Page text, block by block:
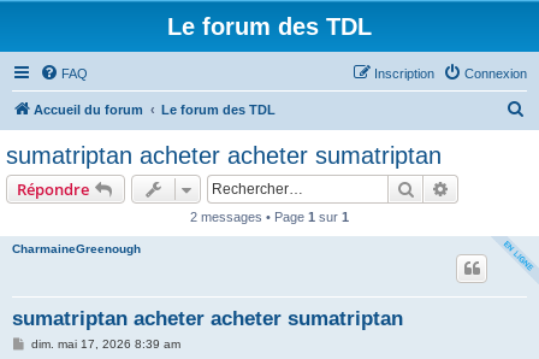
Le forum des TDL
FAQ Connexion
Inscription
Accueil du forum Le forum des TDL
sumatriptan acheter acheter sumatriptan
Répondre Rechercher
2 messages • Page 1 sur 1
CharmaineGreenough
sumatriptan acheter acheter sumatriptan
Mdim. mai 17, 2026 8:39 am